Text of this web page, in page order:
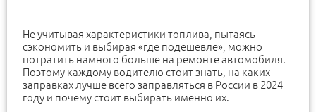
Не учитывая характеристики топлива, пытаясь
сэкономить и выбирая «где подешевле», можно
потратить намного больше на ремонте автомобиля.
Поэтому каждому водителю стоит знать, на каких
заправках лучше всего заправляться в России в 2024
году и почему стоит выбирать именно их.